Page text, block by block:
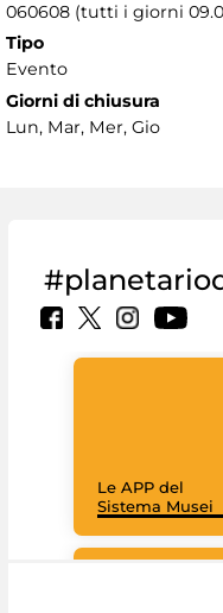
060608 (tutti i giorni
Tipo
Evento
Giorni di chiusura
Lun, Mar, Mer, Gio
Le APP del
Sistema Musei